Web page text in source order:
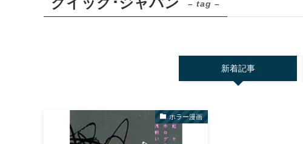
– tag –
新着記事
ホラー漫画